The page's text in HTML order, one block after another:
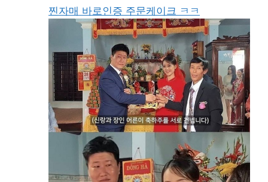
찐자매 바로인증 주문케이크 ㅋㅋ